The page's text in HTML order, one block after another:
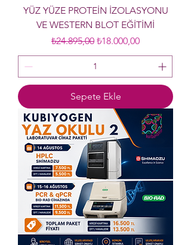
YÜZ YÜZE PROTEİN İZOLASYONU
VE WESTERN BLOT EĞİTİMİ
Normal Fiyat
₺24.895,00 İndirimli Fiyat
₺18.000,00
Sepete Ekle